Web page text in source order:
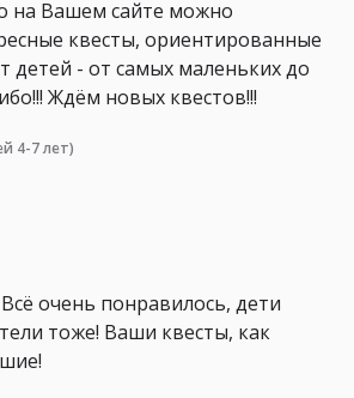
на Вашем сайте можно
квесты, ориентированные
детей - от самых маленьких до
Ждём новых квестов!!!
4-7 лет)
очень понравилось, дети
тоже! Ваши квесты, как